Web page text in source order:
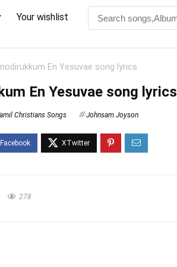
Your wishlist
En Yesuvae song lyrics
En Yesuvae song lyrics
Christians Songs Johnsam Joyson
278